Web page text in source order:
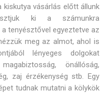
vásárlás előtt állunk
ki a számunkra
tenyésztővel egyeztetve az
meg az almot, ahol is
lényeges dolgokat
önállóság,
zaj érzékenység stb. Egy
tudnak mutatni a kölykök